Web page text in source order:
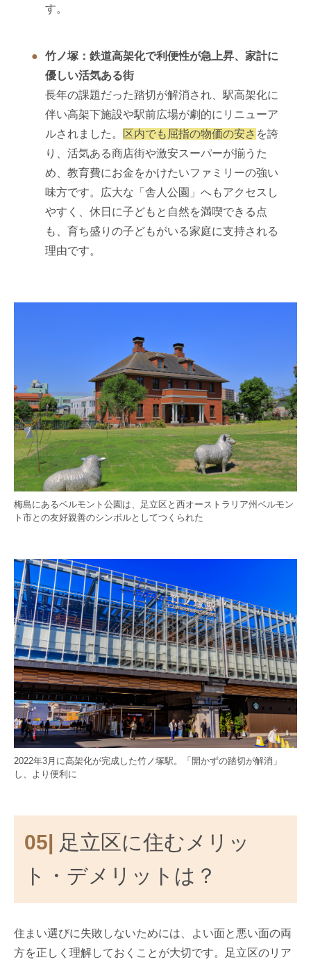
す。
竹ノ塚：鉄道高架化で利便性が急上昇、家計に
優しい活気ある街
長年の課題だった踏切が解消され、駅高架化に
伴い高架下施設や駅前広場が劇的にリニューア
ルされました。
区内でも屈指の物価の安さ を誇
り、活気ある商店街や激安スーパーが揃うた
め、教育費にお金をかけたいファミリーの強い
味方です。広大な「舎人公園」へもアクセスし
やすく、休日に子どもと自然を満喫できる点
も、育ち盛りの子どもがいる家庭に支持される
理由です。
梅島にあるベルモント公園は、足立区と西オーストラリア州ベルモン
ト市との友好親善のシンボルとしてつくられた
2022年3月に高架化が完成した竹ノ塚駅。「開かずの踏切が解消」
し、より便利に
05| 足立区に住むメリッ
ト・デメリットは？
住まい選びに失敗しないためには、よい面と悪い面の両
方を正しく理解しておくことが大切です。足立区のリア